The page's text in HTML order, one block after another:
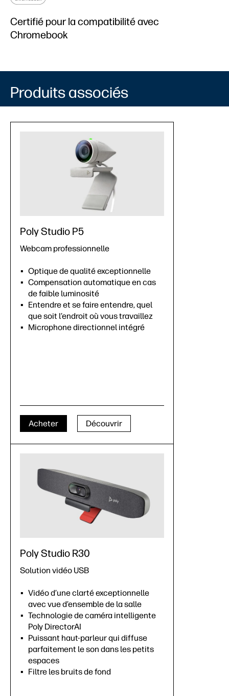
Certifié pour la compatibilité avec
Chromebook
Produits associés
Poly Studio P5
Webcam professionnelle
Optique de qualité exceptionnelle
Compensation automatique en cas
de faible luminosité
Entendre et se faire entendre, quel
que soit l’endroit où vous travaillez
Microphone directionnel intégré
Acheter Découvrir
Poly Studio R30
Solution vidéo USB
Vidéo d’une clarté exceptionnelle
avec vue d’ensemble de la salle
Technologie de caméra intelligente
Poly DirectorAI
Puissant haut-parleur qui diffuse
parfaitement le son dans les petits
espaces
Filtre les bruits de fond